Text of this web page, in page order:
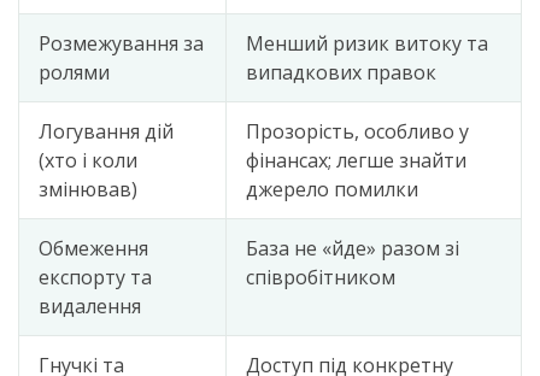
Розмежування за
ролями
Менший ризик витоку та
випадкових правок
Логування дій
(хто і коли
змінював)
Прозорість, особливо у
фінансах; легше знайти
джерело помилки
Обмеження
експорту та
видалення
База не «йде» разом зі
співробітником
Гнучкі та Доступ під конкретну